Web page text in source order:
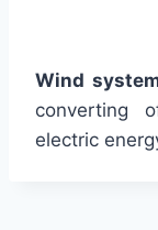
Wind
converting
electric